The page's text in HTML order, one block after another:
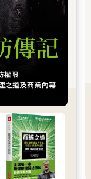
更是「超級業務
閒聊，直接切入工
頭，這一點我也明
不著痕跡地轉入工